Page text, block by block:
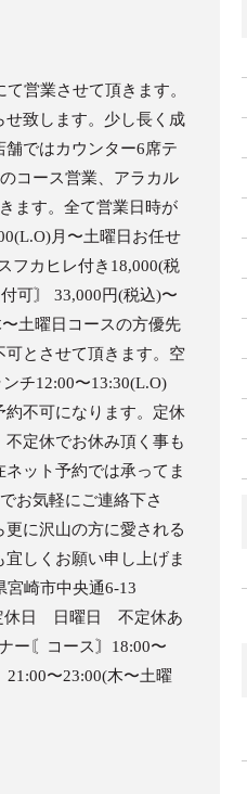
営業させて頂きます。
致します。少し長く成
舗ではカウンター6席テ
コース営業、アラカル
ます。全て営業日時が
月〜土曜日お任せ
フカヒレ付き18,000(税
可〙 33,000円(税込)〜
土曜日コースの方優先
とさせて頂きます。空
チ12:00〜13:30(L.O)
不可になります。定休
定休でお休み頂く事も
ット予約では承ってま
お気軽にご連絡下さ
に沢山の方に愛される
しくお願い申し上げま
宮崎市中央通6-13
休日 日曜日 不定休あ
ー〘コース〙18:00〜
〜23:00(木〜土曜